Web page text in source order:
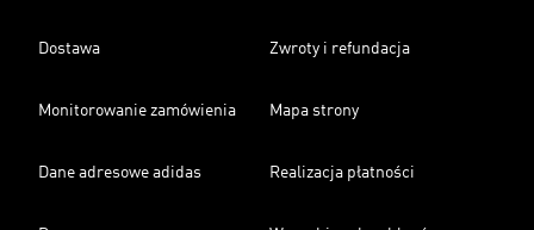
Dostawa Zwroty i refundacja
Monitorowanie zamówienia Mapa strony
Dane adresowe adidas Realizacja płatności